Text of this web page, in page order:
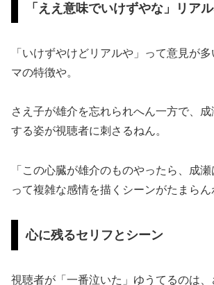
「ええ意味でいけずやな」リア
「いけずやけどリアルや」って意見が
マの特徴や。
さえ子が雄介を忘れられへん一方で、
する姿が視聴者に刺さるねん。
「この心臓が雄介のものやったら、成瀬
って複雑な感情を描くシーンがたまらん
心に残るセリフとシーン
視聴者が「一番泣いた」ゆうてるのは